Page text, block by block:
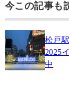
今この記事も
松戸
2025
中